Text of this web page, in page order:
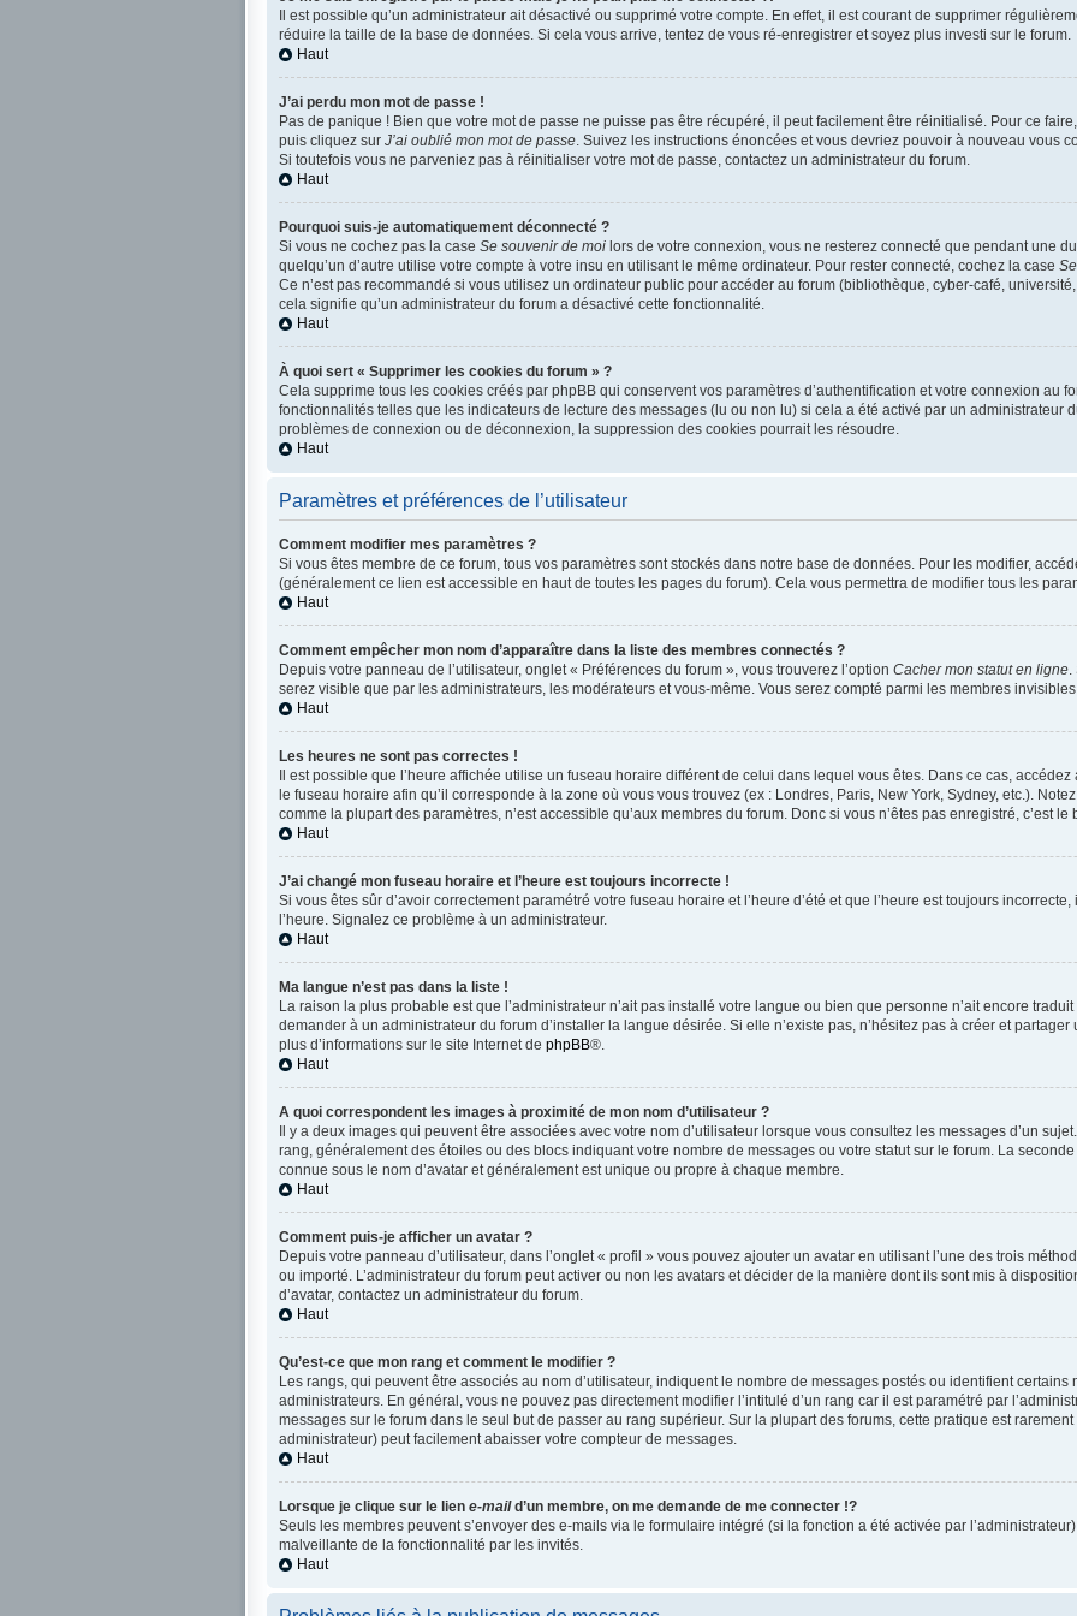
Il est possible qu’un administrateur ait désactivé ou supprimé votre compte. En effet, il est courant de supprimer
réduire la taille de la base de données. Si cela vous arrive, tentez de vous ré-enregistrer et soyez plus investi sur le forum.
Haut
J’ai perdu mon mot de passe !
Pas de panique ! Bien que votre mot de passe ne puisse pas être récupéré, il peut facilement être réinitialisé. Pour ce
puis cliquez sur J’ai oublié mon mot de passe. Suivez les instructions énoncées et vous devriez pouvoir à nouveau vous
Si toutefois vous ne parveniez pas à réinitialiser votre mot de passe, contactez un administrateur du forum.
Haut
Pourquoi suis-je automatiquement déconnecté ?
Si vous ne cochez pas la case Se souvenir de moi lors de votre connexion, vous ne resterez connecté que pendant une
quelqu’un d’autre utilise votre compte à votre insu en utilisant le même ordinateur. Pour rester connecté, cochez la case
Ce n’est pas recommandé si vous utilisez un ordinateur public pour accéder au forum (bibliothèque, cyber-café,
cela signifie qu’un administrateur du forum a désactivé cette fonctionnalité.
Haut
À quoi sert « Supprimer les cookies du forum » ?
Cela supprime tous les cookies créés par phpBB qui conservent vos paramètres d’authentification et votre connexion au
fonctionnalités telles que les indicateurs de lecture des messages (lu ou non lu) si cela a été activé par un administrateur
problèmes de connexion ou de déconnexion, la suppression des cookies pourrait les résoudre.
Haut
Paramètres et préférences de l’utilisateur
Comment modifier mes paramètres ?
Si vous êtes membre de ce forum, tous vos paramètres sont stockés dans notre base de données. Pour les modifier,
(généralement ce lien est accessible en haut de toutes les pages du forum). Cela vous permettra de modifier tous les
Haut
Comment empêcher mon nom d’apparaître dans la liste des membres connectés ?
Depuis votre panneau de l’utilisateur, onglet « Préférences du forum », vous trouverez l’option Cacher mon statut en ligne.
serez visible que par les administrateurs, les modérateurs et vous-même. Vous serez compté parmi les membres
Haut
Les heures ne sont pas correctes !
Il est possible que l’heure affichée utilise un fuseau horaire différent de celui dans lequel vous êtes. Dans ce cas,
le fuseau horaire afin qu’il corresponde à la zone où vous vous trouvez (ex : Londres, Paris, New York, Sydney, etc.).
comme la plupart des paramètres, n’est accessible qu’aux membres du forum. Donc si vous n’êtes pas enregistré, c’est
Haut
J’ai changé mon fuseau horaire et l’heure est toujours incorrecte !
Si vous êtes sûr d’avoir correctement paramétré votre fuseau horaire et l’heure d’été et que l’heure est toujours
l’heure. Signalez ce problème à un administrateur.
Haut
Ma langue n’est pas dans la liste !
La raison la plus probable est que l’administrateur n’ait pas installé votre langue ou bien que personne n’ait encore
demander à un administrateur du forum d’installer la langue désirée. Si elle n’existe pas, n’hésitez pas à créer et
plus d’informations sur le site Internet de phpBB®.
Haut
A quoi correspondent les images à proximité de mon nom d’utilisateur ?
Il y a deux images qui peuvent être associées avec votre nom d’utilisateur lorsque vous consultez les messages d’un
rang, généralement des étoiles ou des blocs indiquant votre nombre de messages ou votre statut sur le forum. La
connue sous le nom d’avatar et généralement est unique ou propre à chaque membre.
Haut
Comment puis-je afficher un avatar ?
Depuis votre panneau d’utilisateur, dans l’onglet « profil » vous pouvez ajouter un avatar en utilisant l’une des trois
ou importé. L’administrateur du forum peut activer ou non les avatars et décider de la manière dont ils sont mis à
d’avatar, contactez un administrateur du forum.
Haut
Qu’est-ce que mon rang et comment le modifier ?
Les rangs, qui peuvent être associés au nom d’utilisateur, indiquent le nombre de messages postés ou identifient
administrateurs. En général, vous ne pouvez pas directement modifier l’intitulé d’un rang car il est paramétré par
messages sur le forum dans le seul but de passer au rang supérieur. Sur la plupart des forums, cette pratique est
administrateur) peut facilement abaisser votre compteur de messages.
Haut
Lorsque je clique sur le lien e-maild’un membre, on me demande de me connecter !?
Seuls les membres peuvent s’envoyer des e-mails via le formulaire intégré (si la fonction a été activée par
malveillante de la fonctionnalité par les invités.
Haut